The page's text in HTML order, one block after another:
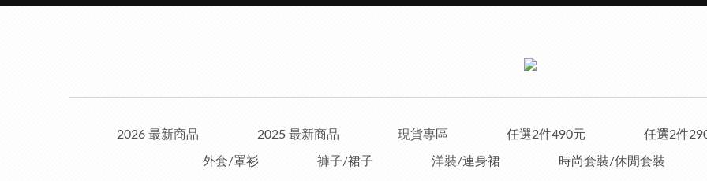
2026 最新商品 2025 最新商品 現貨專區 任選2件490元 任選2件
外套/罩衫 褲子/裙子 洋裝/連身裙 時尚套裝/休閒套裝